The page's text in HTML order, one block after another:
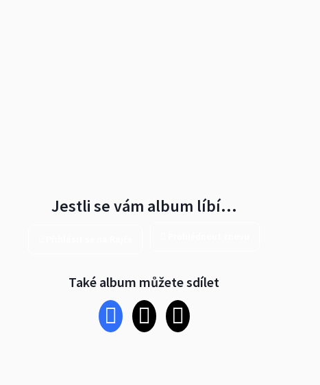
Jestli se vám album líbí…
Také album můžete sdílet